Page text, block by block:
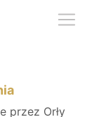
przez Orły